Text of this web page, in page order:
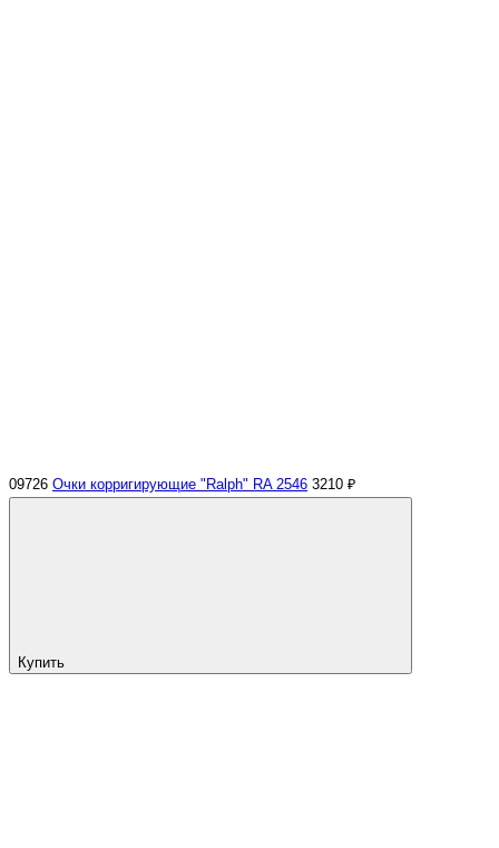
09726 Очки корригирующие "Ralph" RA 2546 3210 ₽
Купить